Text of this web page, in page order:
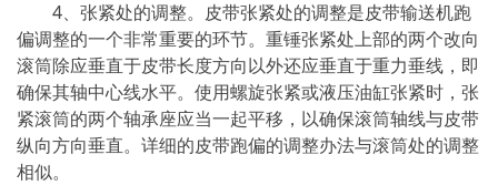
4、张紧处的调整。皮带张紧处的调整是皮带输送机跑
偏调整的一个非常重要的环节。重锤张紧处上部的两个改向
滚筒除应垂直于皮带长度方向以外还应垂直于重力垂线，即
确保其轴中心线水平。使用螺旋张紧或液压油缸张紧时，张
紧滚筒的两个轴承座应当一起平移，以确保滚筒轴线与皮带
纵向方向垂直。详细的皮带跑偏的调整办法与滚筒处的调整
相似。